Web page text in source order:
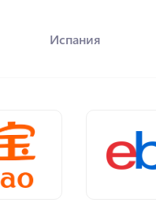
Испания